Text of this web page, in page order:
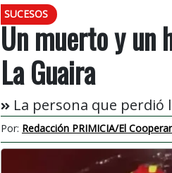
SUCESOS
Un muerto y un
La Guaira
La persona que perdió
Por: Redacción PRIMICIA/El